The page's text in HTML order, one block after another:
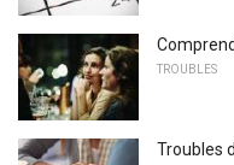
TROUBLES
Troubles